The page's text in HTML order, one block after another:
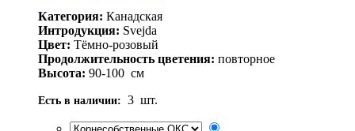
Категория: Канадская
Интродукция: Svejda
Цвет: Тёмно-розовый
Продолжительность цветения: повторное
Высота: 90-100 см
Есть в наличии: 3 шт.